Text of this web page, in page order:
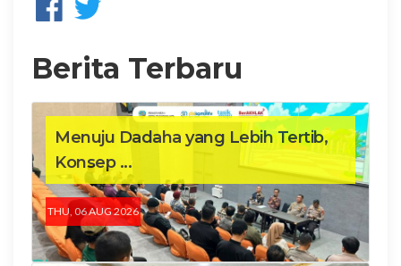
Berita Terbaru
Menuju Dadaha yang Lebih Tertib,
Konsep ...
THU, 06 AUG 2026